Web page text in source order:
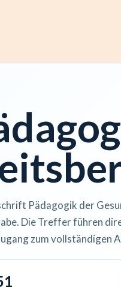
Pädagogik der
Die Treffer führen
zum vollständigen